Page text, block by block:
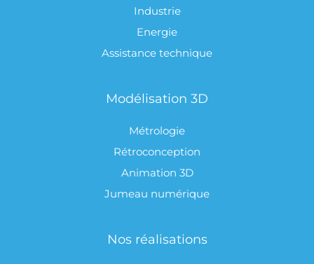
Industrie
Energie
Assistance technique
Modélisation 3D
Métrologie
Rétroconception
Animation 3D
Jumeau numérique
Nos réalisations